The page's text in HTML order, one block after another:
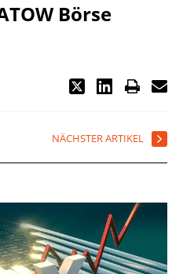
Börse
NÄCHSTER ARTIKEL